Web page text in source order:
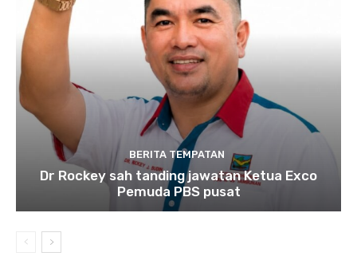
BERITA TEMPATAN
Dr Rockey sah tanding jawatan Ketua Exco
Pemuda PBS pusat